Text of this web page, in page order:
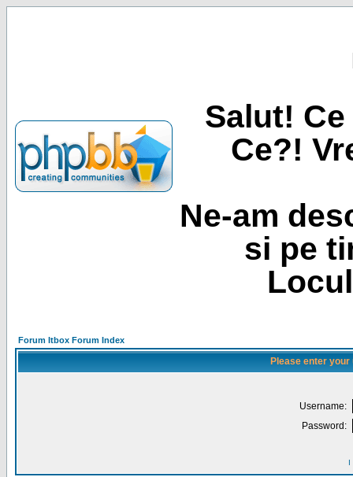
Salut!
Ce?!
Ne-am
si pe
Forum Itbox Forum Index
Please enter
Username:
Password:
I